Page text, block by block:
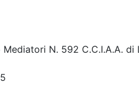
N. 592 C.C.I.A.A.